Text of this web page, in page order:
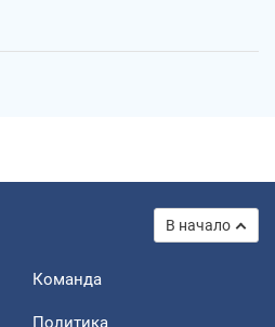
В начало
Команда
Политика